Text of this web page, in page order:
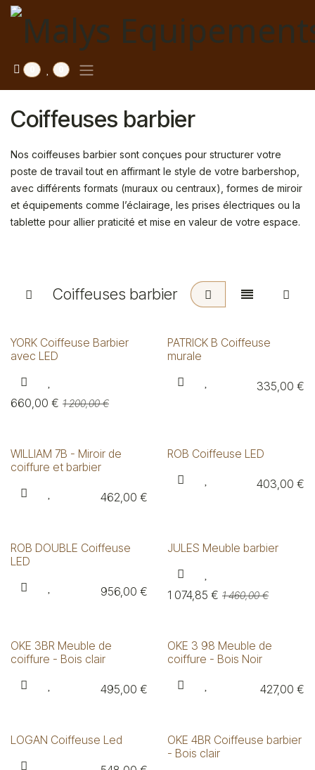
Se rendre au contenu
Coiffeuses barbier
Nos coiffeuses barbier sont conçues pour structurer votre
poste de travail tout en affirmant le style de votre barbershop,
avec différents formats (muraux ou centraux), formes de miroir
et équipements comme l’éclairage, les prises électriques ou la
tablette pour allier praticité et mise en valeur de votre espace.
Coiffeuses barbier
YORK Coiffeuse Barbier
avec LED
660,00 € 1 200,00€
PATRICK B Coiffeuse
murale
335,00 €
WILLIAM 7B - Miroir de
coiffure et barbier
462,00 €
ROB Coiffeuse LED
403,00 €
ROB DOUBLE Coiffeuse
LED
956,00 €
JULES Meuble barbier
1 074,85 € 1 460,00€
OKE 3BR Meuble de
coiffure - Bois clair
495,00 €
OKE 3 98 Meuble de
coiffure - Bois Noir
427,00 €
LOGAN Coiffeuse Led
OKE 4BR Coiffeuse barbier
- Bois clair